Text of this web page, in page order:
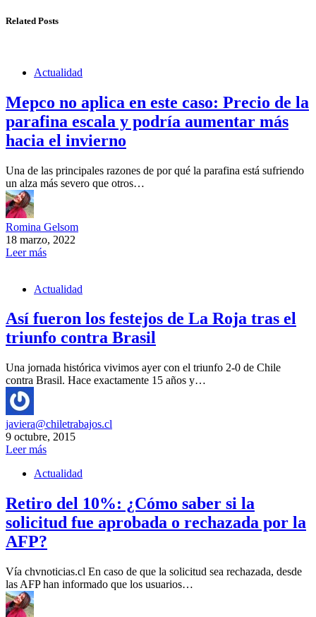
Related Posts
Actualidad
Mepco no aplica en este caso: Precio de la
parafina escala y podría aumentar más
hacia el invierno
Una de las principales razones de por qué la parafina está sufriendo
un alza más severo que otros…
Romina Gelsom
18 marzo, 2022
Leer más
Actualidad
Así fueron los festejos de La Roja tras el
triunfo contra Brasil
Una jornada histórica vivimos ayer con el triunfo 2-0 de Chile
contra Brasil. Hace exactamente 15 años y…
javiera@chiletrabajos.cl
9 octubre, 2015
Leer más
Actualidad
Retiro del 10%: ¿Cómo saber si la
solicitud fue aprobada o rechazada por la
AFP?
Vía chvnoticias.cl En caso de que la solicitud sea rechazada, desde
las AFP han informado que los usuarios…